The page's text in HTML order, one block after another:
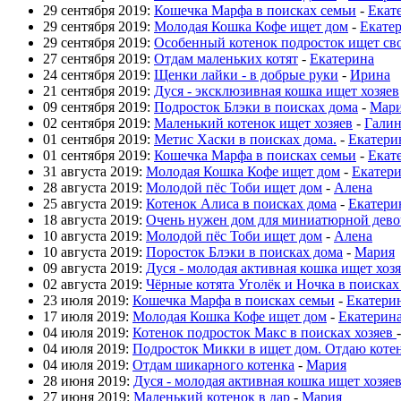
29 сентября 2019: Кошечка Марфа в поисках семьи -
29 сентября 2019: Молодая Кошка Кофе ищет дом -
29 сентября 2019: Особенный котенок подросток ищет
27 сентября 2019: Отдам маленьких котят - Екатерина
24 сентября 2019: Щенки лайки - в добрые руки - Ирина
21 сентября 2019: Дуся - эксклюзивная кошка ищет хозяев
09 сентября 2019: Подросток Блэки в поисках дома -
02 сентября 2019: Маленький котенок ищет хозяев -
01 сентября 2019: Метис Хаски в поисках дома. -
01 сентября 2019: Кошечка Марфа в поисках семьи -
31 августа 2019: Молодая Кошка Кофе ищет дом -
28 августа 2019: Молодой пёс Тоби ищет дом - Алена
25 августа 2019: Котенок Алиса в поисках дома -
18 августа 2019: Очень нужен дом для миниатюрной
10 августа 2019: Молодой пёс Тоби ищет дом - Алена
10 августа 2019: Поросток Блэки в поисках дома - Мария
09 августа 2019: Дуся - молодая активная кошка ищет
02 августа 2019: Чёрные котята Уголёк и Ночка в
23 июля 2019: Кошечка Марфа в поисках семьи -
17 июля 2019: Молодая Кошка Кофе ищет дом -
04 июля 2019: Котенок подросток Макс в поисках хозяев
04 июля 2019: Подросток Микки в ищет дом. Отдаю
04 июля 2019: Отдам шикарного котенка - Мария
28 июня 2019: Дуся - молодая активная кошка ищет хозяев
27 июня 2019: Маленький котенок в дар - Мария